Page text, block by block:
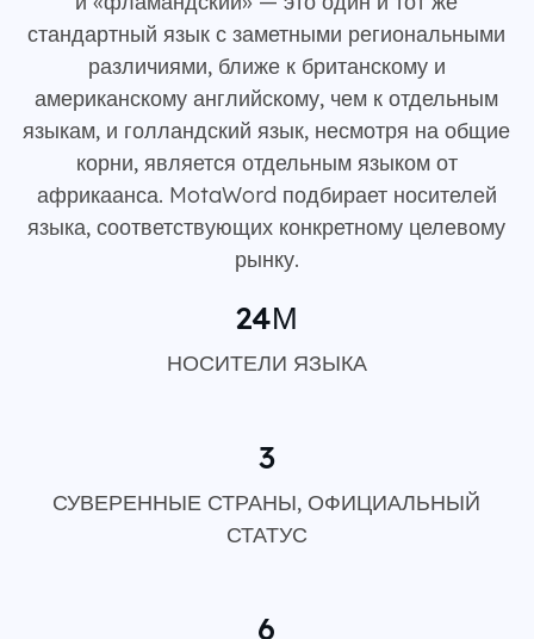
стандартный язык с заметными региональными
различиями, ближе к британскому и
американскому английскому, чем к отдельным
языкам, и голландский язык, несмотря на общие
корни, является отдельным языком от
африкаанса. MotaWord подбирает носителей
языка, соответствующих конкретному целевому
рынку.
24М
НОСИТЕЛИ ЯЗЫКА
3
СУВЕРЕННЫЕ СТРАНЫ, ОФИЦИАЛЬНЫЙ
СТАТУС
6